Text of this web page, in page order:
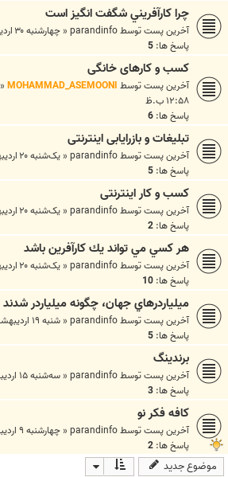
چرا كارآفريني شگفت انگيز است
آخرین پست توسطparandinfo
« چهارشنبه ۳۰ اردیبهشت ۱۳۹۴, ۷:۵۸ ق.ظ
پاسخ ها: 5
کسب و کارهای خانگی
آخرین پست توسط MOHAMMAD_ASEMOONI
«
۱۲:۵۸ ب.ظ
پاسخ ها: 6
تبلیغات و بازرایابی اینترنتی
آخرین پست توسطparandinfo
« یک‌شنبه ۲۰ اردیبهشت ۱۳۹۴, ۱۰:۲۵ ق.ظ
پاسخ ها: 5
کسب و کار اینترنتی
آخرین پست توسطparandinfo
« یک‌شنبه ۲۰ اردیبهشت ۱۳۹۴, ۱۰:۲۰ ق.ظ
پاسخ ها: 2
هر كسي مي تواند يك كارآفرين باشد
آخرین پست توسطparandinfo
« یک‌شنبه ۲۰ اردیبهشت ۱۳۹۴, ۷:۱۶ ق.ظ
پاسخ ها: 10
ميلياردرهاي جهان، چگونه ميلياردر شدند
آخرین پست توسطparandinfo
« شنبه ۱۹ اردیبهشت ۱۳۹۴, ۷:۳۶ ق.ظ
پاسخ ها: 5
برندینگ
آخرین پست توسطparandinfo
« سه‌شنبه ۱۵ اردیبهشت ۱۳۹۴, ۷:۵۵ ق.ظ
پاسخ ها: 3
كافه فكر نو
آخرین پست توسطparandinfo
« چهارشنبه ۹ اردیبهشت ۱۳۹۴, ۱۲:۴۰ ب.ظ
پاسخ ها: 2
موضوع جدید